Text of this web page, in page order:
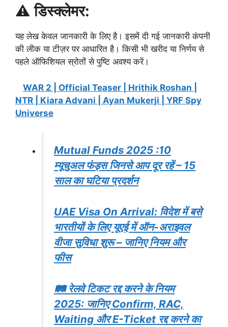
⚠️डिस्क्लेमर:
यह लेख केवल जानकारी के लिए है। इसमें दी गई जानकारी कंपनी
की लीक या टीज़र पर आधारित है। किसी भी खरीद या निर्णय से
पहले ऑफिशियल स्रोतों से पुष्टि अवश्य करें।
WAR 2 | Official Teaser | Hrithik Roshan |
NTR | Kiara Advani | Ayan Mukerji | YRF Spy
Universe
Mutual Funds 2025 :10
म्यूचुअल फंड्स जिनसे आप दूर रहें – 15
साल का घटिया प्रदर्शन
UAE Visa On Arrival: विदेश में बसे
भारतीयों के लिए यूएई में ऑन-अराइवल
वीजा सुविधा शुरू – जानिए नियम और
फीस
🛤️ रेलवे टिकट रद्द करने के नियम
2025: जानिए Confirm, RAC,
Waiting और E-Ticket रद्द करने का